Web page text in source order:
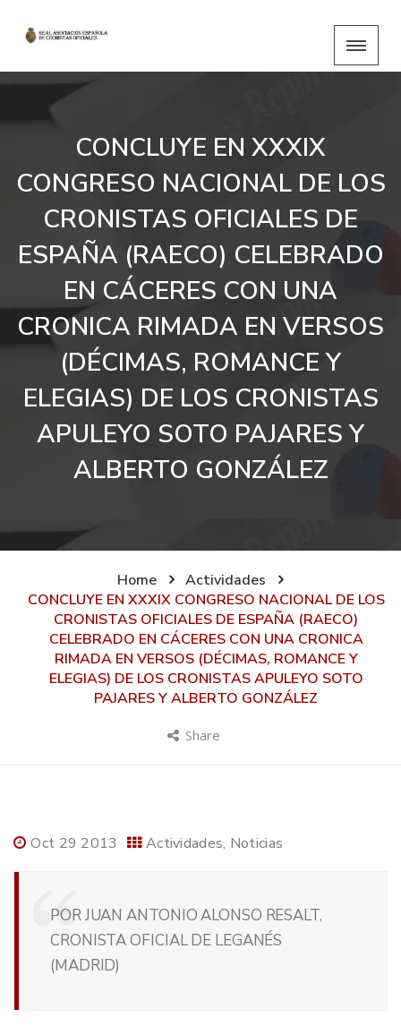
CONCLUYE EN XXXIX
CONGRESO NACIONAL DE LOS
CRONISTAS OFICIALES DE
ESPAÑA (RAECO) CELEBRADO
EN CÁCERES CON UNA
CRONICA RIMADA EN VERSOS
(DÉCIMAS, ROMANCE Y
ELEGIAS) DE LOS CRONISTAS
APULEYO SOTO PAJARES Y
ALBERTO GONZÁLEZ
Home
Actividades
CONCLUYE EN XXXIX CONGRESO NACIONAL DE LOS
CRONISTAS OFICIALES DE ESPAÑA (RAECO)
CELEBRADO EN CÁCERES CON UNA CRONICA
RIMADA EN VERSOS (DÉCIMAS, ROMANCE Y
ELEGIAS) DE LOS CRONISTAS APULEYO SOTO
PAJARES Y ALBERTO GONZÁLEZ
Share
Oct 29 2013 Actividades Noticias
POR JUAN ANTONIO ALONSO RESALT,
CRONISTA OFICIAL DE LEGANÉS
(MADRID)